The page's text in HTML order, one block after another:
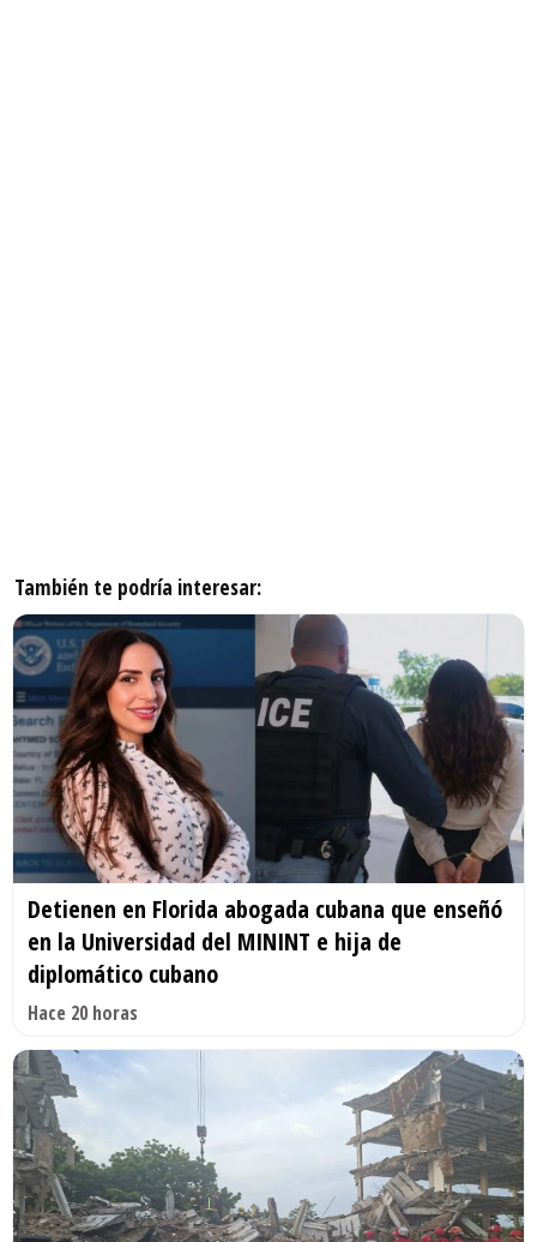
También te podría interesar:
Detienen en Florida abogada cubana que enseñó
en la Universidad del MININT e hija de
diplomático cubano
Hace 20 horas